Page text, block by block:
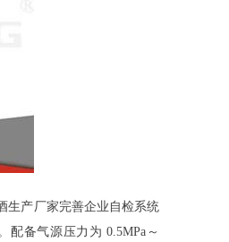
产厂家完善企业自检系统
配备气源压力为 0.5MPa～